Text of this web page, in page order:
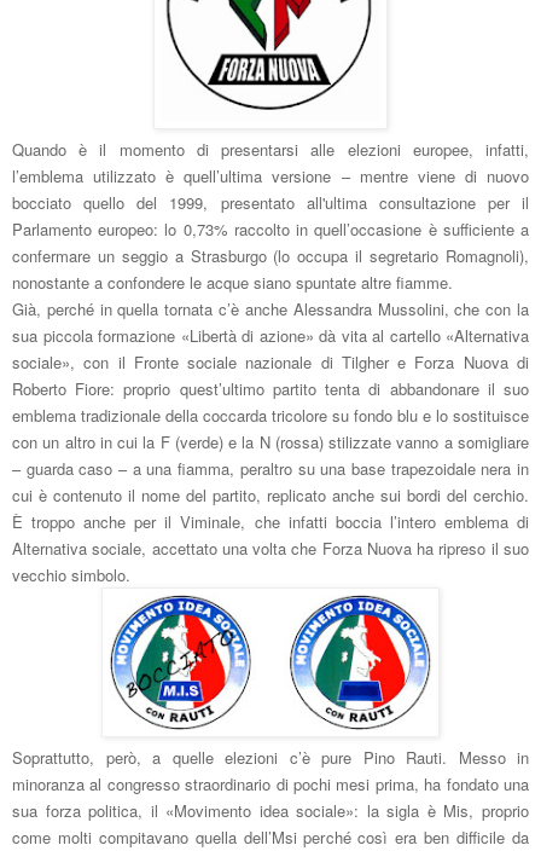
Quando è il momento di presentarsi alle elezioni europee, infatti,
l’emblema utilizzato è quell’ultima versione – mentre viene di nuovo
bocciato quello del 1999, presentato all'ultima consultazione per il
Parlamento europeo: lo 0,73% raccolto in quell’occasione è sufficiente a
confermare un seggio a Strasburgo (lo occupa il segretario Romagnoli),
nonostante a confondere le acque siano spuntate altre fiamme.
Già, perché in quella tornata c’è anche Alessandra Mussolini, che con la
sua piccola formazione «Libertà di azione» dà vita al cartello «Alternativa
sociale», con il Fronte sociale nazionale di Tilgher e Forza Nuova di
Roberto Fiore: proprio quest’ultimo partito tenta di abbandonare il suo
emblema tradizionale della coccarda tricolore su fondo blu e lo sostituisce
con un altro in cui la F (verde) e la N (rossa) stilizzate vanno a somigliare
– guarda caso – a una fiamma, peraltro su una base trapezoidale nera in
cui è contenuto il nome del partito, replicato anche sui bordi del cerchio.
È troppo anche per il Viminale, che infatti boccia l’intero emblema di
Alternativa sociale, accettato una volta che Forza Nuova ha ripreso il suo
vecchio simbolo.
Soprattutto, però, a quelle elezioni c’è pure Pino Rauti. Messo in
minoranza al congresso straordinario di pochi mesi prima, ha fondato una
sua forza politica, il «Movimento idea sociale»: la sigla è Mis, proprio
come molti compitavano quella dell’Msi perché così era ben difficile da